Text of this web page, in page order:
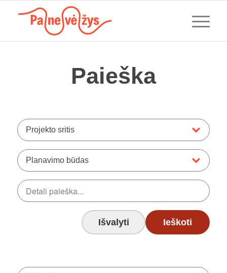
Paieška
Projekto sritis
Planavimo būdas
Išvalyti Ieškoti